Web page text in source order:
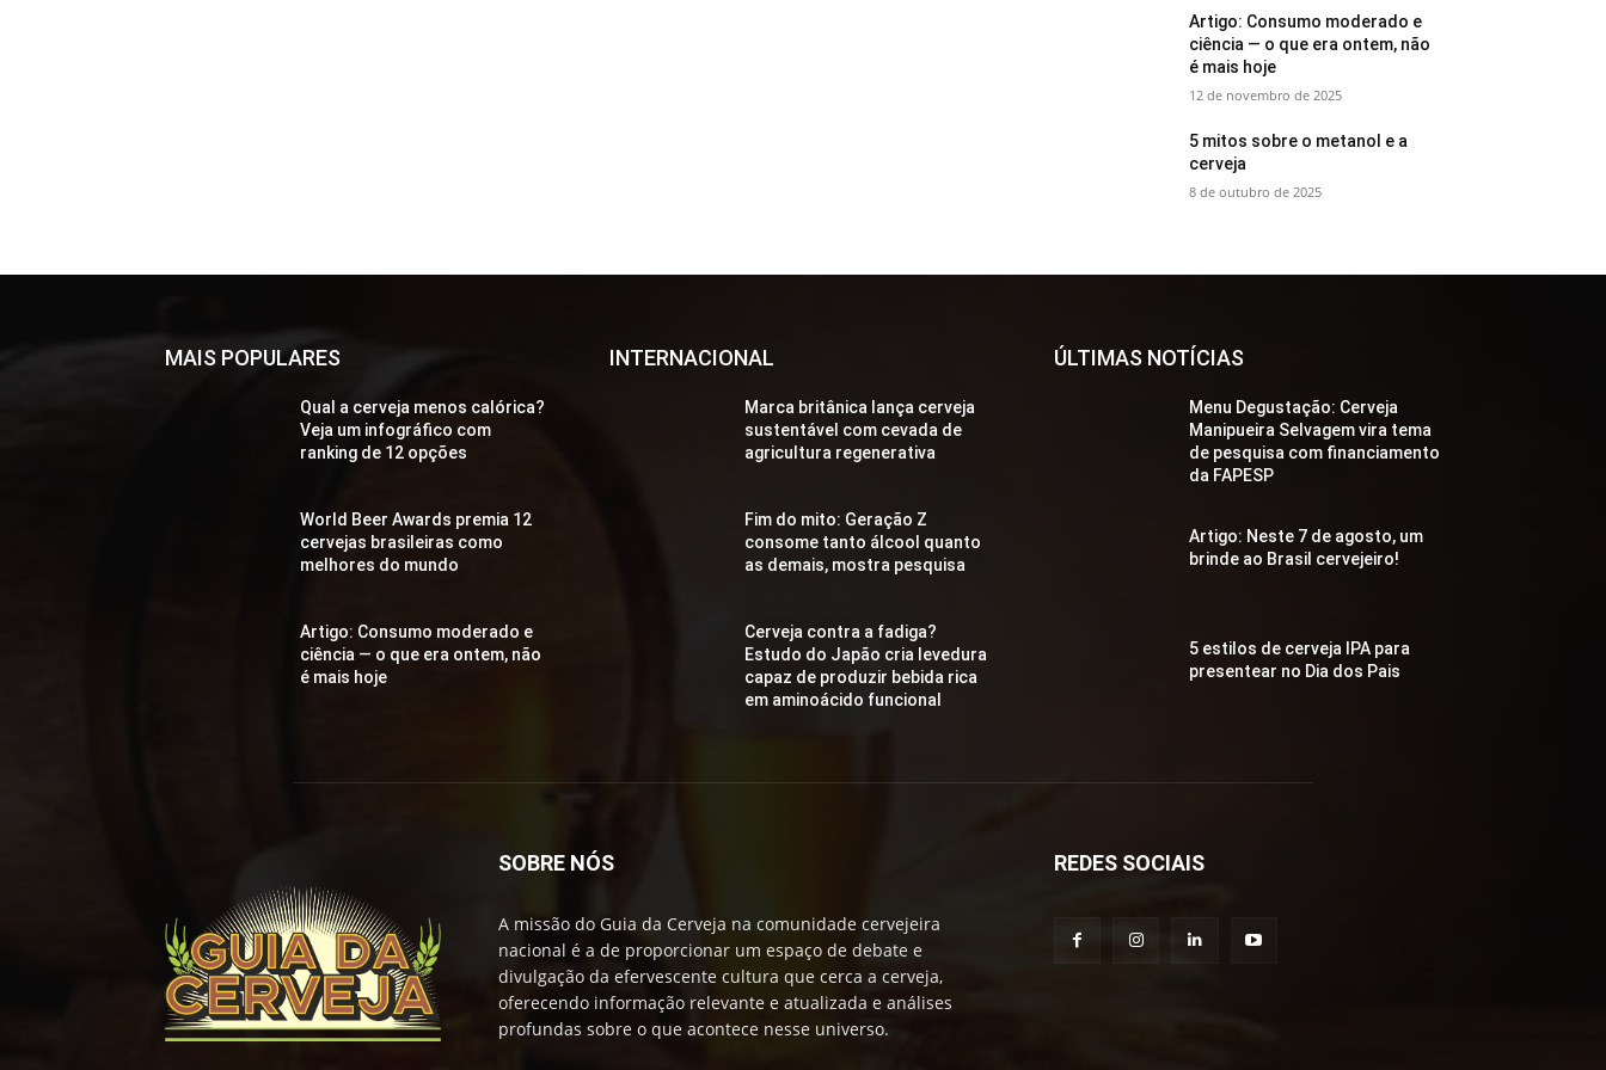
Artigo: Consumo moderado e
ciência — o que era ontem, não
é mais hoje
12 de novembro de 2025
5 mitos sobre o metanol e a
cerveja
8 de outubro de 2025
MAIS POPULARES
Qual a cerveja menos calórica?
Veja um infográfico com
ranking de 12 opções
World Beer Awards premia 12
cervejas brasileiras como
melhores do mundo
Artigo: Consumo moderado e
ciência — o que era ontem, não
é mais hoje
INTERNACIONAL
Marca britânica lança cerveja
sustentável com cevada de
agricultura regenerativa
Fim do mito: Geração Z
consome tanto álcool quanto
as demais, mostra pesquisa
Cerveja contra a fadiga?
Estudo do Japão cria levedura
capaz de produzir bebida rica
em aminoácido funcional
ÚLTIMAS NOTÍCIAS
Menu Degustação: Cerveja
Manipueira Selvagem vira tema
de pesquisa com financiamento
da FAPESP
Artigo: Neste 7 de agosto, um
brinde ao Brasil cervejeiro!
5 estilos de cerveja IPA para
presentear no Dia dos Pais
SOBRE NÓS
A missão do Guia da Cerveja na comunidade cervejeira
nacional é a de proporcionar um espaço de debate e
divulgação da efervescente cultura que cerca a cerveja,
oferecendo informação relevante e atualizada e análises
profundas sobre o que acontece nesse universo.
REDES SOCIAIS